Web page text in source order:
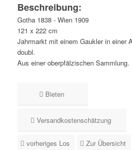
Beschreibung:
Gotha 1838 - Wien 1909
121 x 222 cm
Jahrmarkt mit einem Gaukler in einer
doubl.
Aus einer oberpfälzischen Sammlung.
Bieten
Versandkostenschätzung
vorheriges Los Zur Übersicht